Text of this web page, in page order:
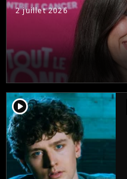
2 juillet 2026
player2